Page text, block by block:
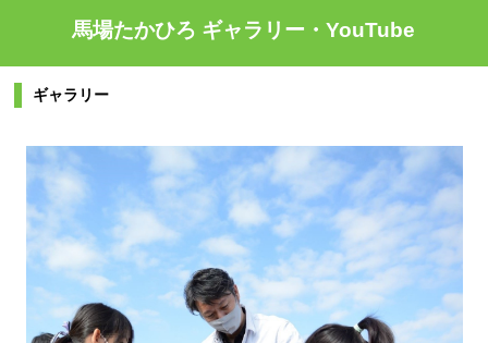
馬場たかひろ ギャラリー・YouTube
ギャラリー